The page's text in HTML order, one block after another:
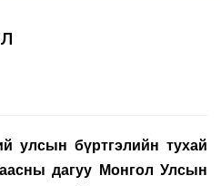
улсын бүртгэлийн тухай
дагуу Монгол Улсын